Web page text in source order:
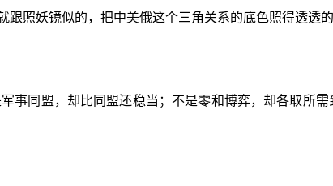
照妖镜似的，把中美俄这个三角关系的底色照得透透的
事同盟，却比同盟还稳当；不是零和博弈，却各取所需